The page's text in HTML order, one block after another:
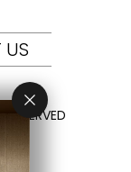
US
RESERVED